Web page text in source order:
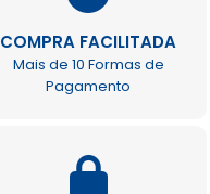
COMPRA FACILITADA
Mais de 10 Formas de
Pagamento